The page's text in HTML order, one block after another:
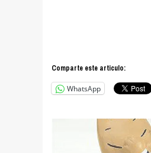
Comparte este articulo:
WhatsApp